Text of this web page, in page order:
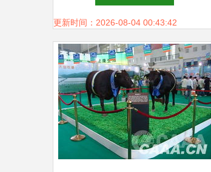
更新时间：2026-08-04 00:43:42